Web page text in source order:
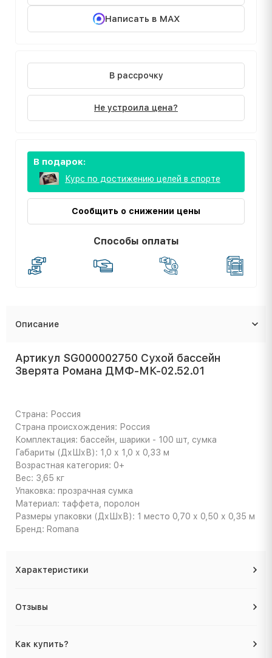
Написать в MAX
В рассрочку
Не устроила цена?
В подарок:
Курс по достижению целей в спорте
Сообщить о снижении цены
Способы оплаты
Описание
Артикул SG000002750 Сухой бассейн
Зверята Романа ДМФ-МК-02.52.01
Страна: Россия
Страна происхождения: Россия
Комплектация: бассейн, шарики - 100 шт, сумка
Габариты (ДхШхВ): 1,0 х 1,0 х 0,33 м
Возрастная категория: 0+
Вес: 3,65 кг
Упаковка: прозрачная сумка
Материал: таффета, поролон
Размеры упаковки (ДхШхВ): 1 место 0,70 х 0,50 х 0,35 м
Бренд: Romana
Характеристики
Отзывы
Как купить?